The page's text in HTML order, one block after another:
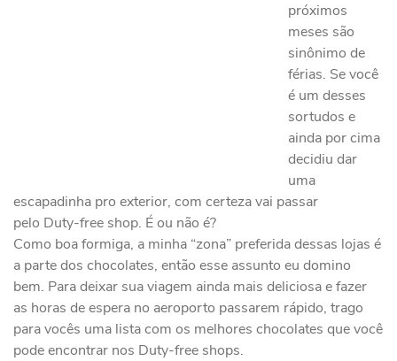
próximos
meses são
sinônimo de
férias. Se você
é um desses
sortudos e
ainda por cima
decidiu dar
uma
escapadinha pro exterior, com certeza vai passar
pelo Duty-free shop. É ou não é?
Como boa formiga, a minha “zona” preferida dessas lojas é
a parte dos chocolates, então esse assunto eu domino
bem. Para deixar sua viagem ainda mais deliciosa e fazer
as horas de espera no aeroporto passarem rápido, trago
para vocês uma lista com os melhores chocolates que você
pode encontrar nos Duty-free shops.